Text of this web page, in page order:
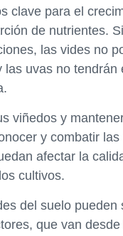
clave para el
de nutrientes.
las vides no
las uvas no tendrán
viñedos y
y combatir
afectar la
cultivos.
del suelo pueden
que van desde